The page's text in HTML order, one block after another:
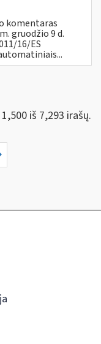
komentaras
gruodžio 9 d.
16/ES
iš 7,293 irašų.